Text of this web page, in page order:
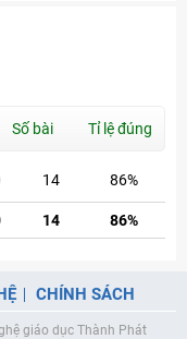
Số bài Tỉ lệ đúng
14 86%
14 86%
CHÍNH SÁCH
giáo dục Thành Phát